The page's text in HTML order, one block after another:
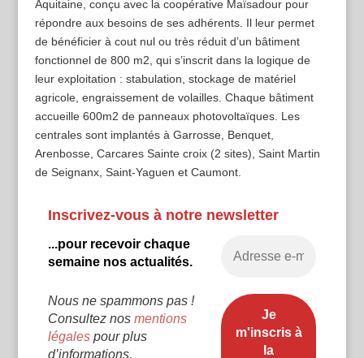
Aquitaine, conçu avec la coopérative Maïsadour pour
répondre aux besoins de ses adhérents. Il leur permet
de bénéficier à cout nul ou très réduit d’un bâtiment
fonctionnel de 800 m2, qui s’inscrit dans la logique de
leur exploitation : stabulation, stockage de matériel
agricole, engraissement de volailles. Chaque bâtiment
accueille 600m2 de panneaux photovoltaïques. Les
centrales sont implantés à Garrosse, Benquet,
Arenbosse, Carcares Sainte croix (2 sites), Saint Martin
de Seignanx, Saint‐Yaguen et Caumont.
Inscrivez-vous à notre newsletter
...pour recevoir chaque
semaine nos actualités.
Nous ne spammons pas !
Consultez nos mentions
légalespour plus
d’informations.